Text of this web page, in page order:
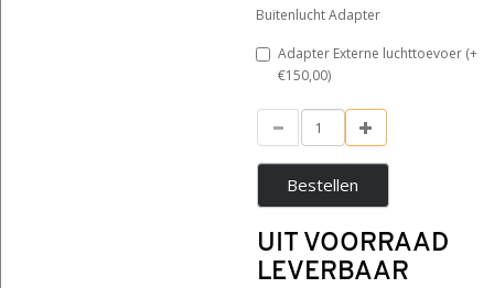
Buitenlucht Adapter
Adapter Externe luchttoevoer (+
€150,00)
Bestellen
UIT VOORRAAD
LEVERBAAR